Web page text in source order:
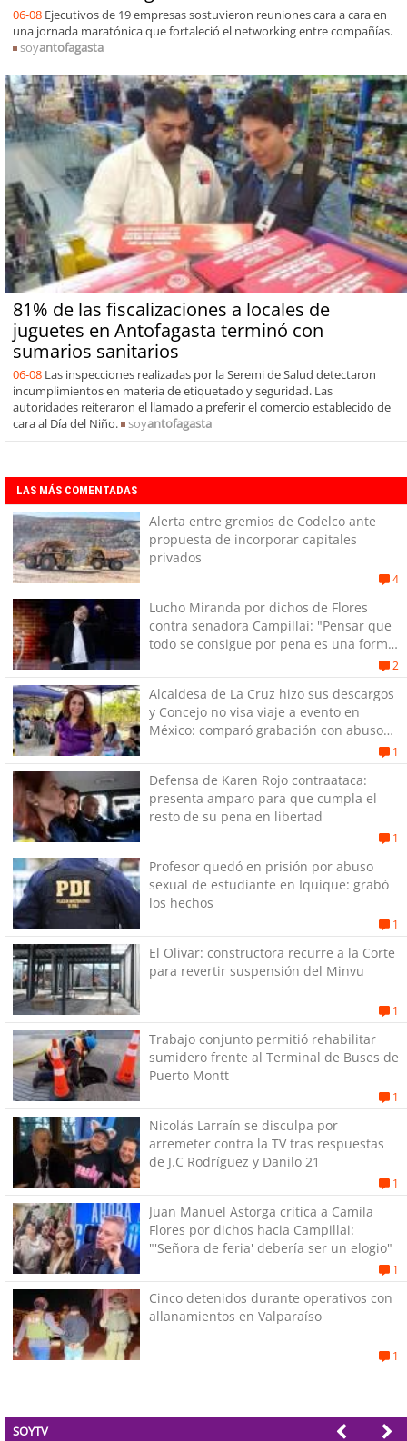
06-08 Ejecutivos de 19 empresas sostuvieron reuniones cara a cara en
una jornada maratónica que fortaleció el networking entre compañías.
soyantofagasta
81% de las fiscalizaciones a locales de
juguetes en Antofagasta terminó con
sumarios sanitarios
06-08 Las inspecciones realizadas por la Seremi de Salud detectaron
incumplimientos en materia de etiquetado y seguridad. Las
autoridades reiteraron el llamado a preferir el comercio establecido de
cara al Día del Niño.
soyantofagasta
LAS MÁS COMENTADAS
Alerta entre gremios de Codelco ante
propuesta de incorporar capitales
privados
4
Lucho Miranda por dichos de Flores
contra senadora Campillai: "Pensar que
todo se consigue por pena es una forma
2
Alcaldesa de La Cruz hizo sus descargos
y Concejo no visa viaje a evento en
México: comparó grabación con abuso
1
Defensa de Karen Rojo contraataca:
presenta amparo para que cumpla el
resto de su pena en libertad
1
Profesor quedó en prisión por abuso
sexual de estudiante en Iquique: grabó
los hechos
1
El Olivar: constructora recurre a la Corte
para revertir suspensión del Minvu
1
Trabajo conjunto permitió rehabilitar
sumidero frente al Terminal de Buses de
Puerto Montt
1
Nicolás Larraín se disculpa por
arremeter contra la TV tras respuestas
de J.C Rodríguez y Danilo 21
1
Juan Manuel Astorga critica a Camila
Flores por dichos hacia Campillai:
"'Señora de feria' debería ser un elogio"
1
Cinco detenidos durante operativos con
allanamientos en Valparaíso
1
SOYTV